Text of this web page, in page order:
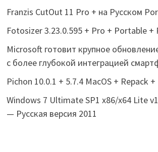
Franzis CutOut 11 Pro + на Русском
Fotosizer 3.23.0.595 + Pro + Portable +
Microsoft готовит крупное
с более глубокой интеграцией
Pichon 10.0.1 + 5.7.4 MacOS + Repack
Windows 7 Ultimate SP1 x86/x64 Lite
— Русская версия 2011